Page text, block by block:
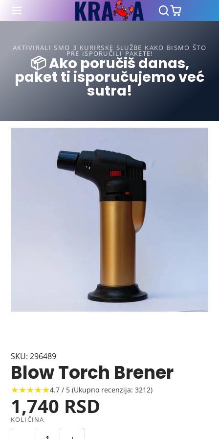
AKTIVIRALI SMO 3 KURIRSKE SLUŽBE KAKO BISMO ŠTO
PRE ISPORUČILI PAKETE!
📦 Ako poručiš danas,
paket ti isporučujemo već
sutra!
SKU: 296489
Blow Torch Brener
★★★★★4.7 / 5 (Ukupno recenzija: 3212)
1,740 RSD
KOLIČINA